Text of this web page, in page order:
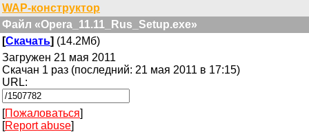
WAP-конструктор
Файл «Opera_11.11_Rus_Setup.exe»
[Скачать] (14.2Мб)
Загружен 21 мая 2011
Скачан 1 раз (последний: 21 мая 2011 в 17:15)
URL:
[Пожаловаться]
[Report abuse]